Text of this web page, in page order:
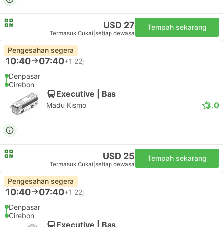
USD 27
Termasuk Cukai setiap dewasa
Tempah sekarang
Pengesahan segera
10:40 07:40+1 22j
Denpasar
Cirebon
Executive | Bas
Madu Kismo 3.0
USD 25
Termasuk Cukai setiap dewasa
Tempah sekarang
Pengesahan segera
10:40 07:40+1 22j
Denpasar
Cirebon
Executive | Bas